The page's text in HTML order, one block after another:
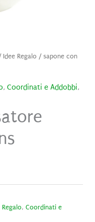
Idee Regalo / sapone con
, Coordinati e Addobbi,
, Coordinati e